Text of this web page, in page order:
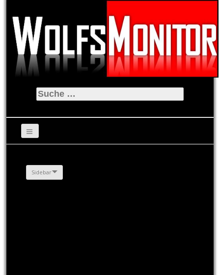
Suche
nach:
Sidebar